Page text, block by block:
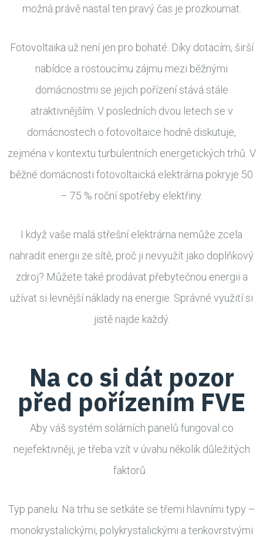
možná právě nastal ten pravý čas je prozkoumat.
Fotovoltaika už není jen pro bohaté. Díky dotacím, širší
nabídce a rostoucímu zájmu mezi běžnými
domácnostmi se jejich pořízení stává stále
atraktivnějším. V posledních dvou letech se v
domácnostech o fotovoltaice hodně diskutuje,
zejména v kontextu turbulentních energetických trhů. V
běžné domácnosti fotovoltaická elektrárna pokryje 50
–⁠ 75 % roční spotřeby elektřiny.
I když vaše malá střešní elektrárna nemůže zcela
nahradit energii ze sítě, proč ji nevyužít jako doplňkový
zdroj? Můžete také prodávat přebytečnou energii a
užívat si levnější náklady na energie. Správné využití si
jistě najde každý.
Na co si dát pozor
před pořízením FVE
Aby váš systém solárních panelů fungoval co
nejefektivněji, je třeba vzít v úvahu několik důležitých
faktorů.
Typ panelu: Na trhu se setkáte se třemi hlavními typy –
monokrystalickými, polykrystalickými a tenkovrstvými